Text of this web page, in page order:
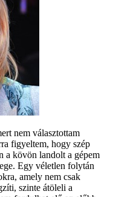
nem választottam
figyeltem, hogy szép
a kövön landolt a gépem
Egy véletlen folytán
amely nem csak
szinte átöleli a